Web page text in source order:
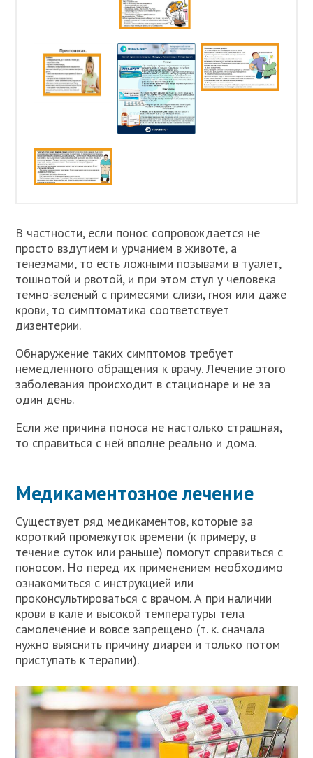
В частности, если понос сопровождается не
просто вздутием и урчанием в животе, а
тенезмами, то есть ложными позывами в туалет,
тошнотой и рвотой, и при этом стул у человека
темно-зеленый с примесями слизи, гноя или даже
крови, то симптоматика соответствует
дизентерии.
Обнаружение таких симптомов требует
немедленного обращения к врачу. Лечение этого
заболевания происходит в стационаре и не за
один день.
Если же причина поноса не настолько страшная,
то справиться с ней вполне реально и дома.
Медикаментозное лечение
Существует ряд медикаментов, которые за
короткий промежуток времени (к примеру, в
течение суток или раньше) помогут справиться с
поносом. Но перед их применением необходимо
ознакомиться с инструкцией или
проконсультироваться с врачом. А при наличии
крови в кале и высокой температуры тела
самолечение и вовсе запрещено (т. к. сначала
нужно выяснить причину диареи и только потом
приступать к терапии).